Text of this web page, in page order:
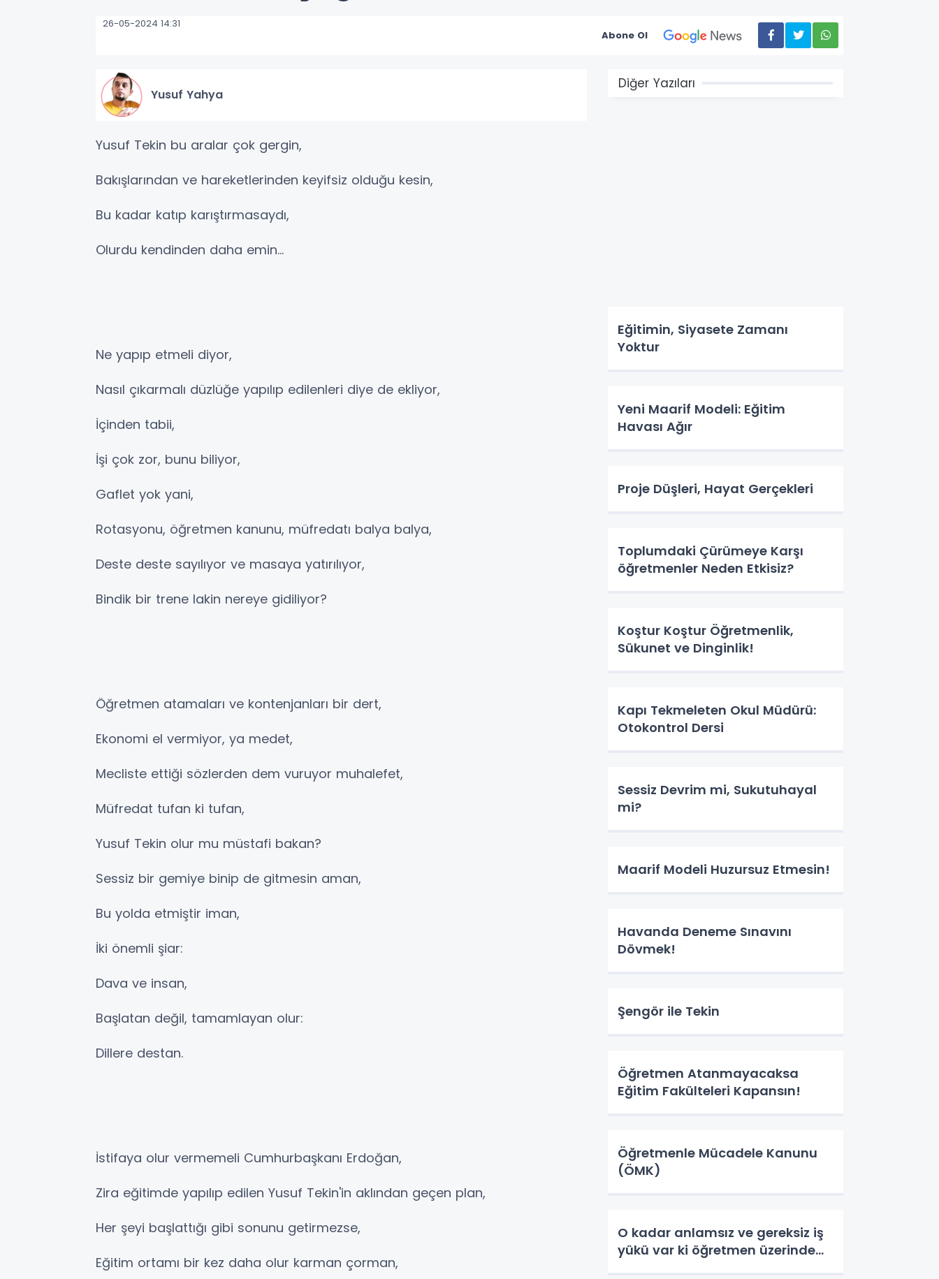
26-05-2024 14:31
Abone Ol
Yusuf Yahya
Yusuf Tekin bu aralar çok gergin,
Bakışlarından ve hareketlerinden keyifsiz olduğu kesin,
Bu kadar katıp karıştırmasaydı,
Olurdu kendinden daha emin...
Ne yapıp etmeli diyor,
Nasıl çıkarmalı düzlüğe yapılıp edilenleri diye de ekliyor,
İçinden tabii,
İşi çok zor, bunu biliyor,
Gaflet yok yani,
Rotasyonu, öğretmen kanunu, müfredatı balya balya,
Deste deste sayılıyor ve masaya yatırılıyor,
Bindik bir trene lakin nereye gidiliyor?
Öğretmen atamaları ve kontenjanları bir dert,
Ekonomi el vermiyor, ya medet,
Mecliste ettiği sözlerden dem vuruyor muhalefet,
Müfredat tufan ki tufan,
Yusuf Tekin olur mu müstafi bakan?
Sessiz bir gemiye binip de gitmesin aman,
Bu yolda etmiştir iman,
İki önemli şiar:
Dava ve insan,
Başlatan değil, tamamlayan olur:
Dillere destan.
İstifaya olur vermemeli Cumhurbaşkanı Erdoğan,
Zira eğitimde yapılıp edilen Yusuf Tekin'in aklından geçen plan,
Her şeyi başlattığı gibi sonunu getirmezse,
Eğitim ortamı bir kez daha olur karman çorman,
Diğer Yazıları
Eğitimin, Siyasete Zamanı
Yoktur
Yeni Maarif Modeli: Eğitim
Havası Ağır
Proje Düşleri, Hayat Gerçekleri
Toplumdaki Çürümeye Karşı
öğretmenler Neden Etkisiz?
Koştur Koştur Öğretmenlik,
Sükunet ve Dinginlik!
Kapı Tekmeleten Okul Müdürü:
Otokontrol Dersi
Sessiz Devrim mi, Sukutuhayal
mi?
Maarif Modeli Huzursuz Etmesin!
Havanda Deneme Sınavını
Dövmek!
Şengör ile Tekin
Öğretmen Atanmayacaksa
Eğitim Fakülteleri Kapansın!
Öğretmenle Mücadele Kanunu
(ÖMK)
O kadar anlamsız ve gereksiz iş
yükü var ki öğretmen üzerinde...